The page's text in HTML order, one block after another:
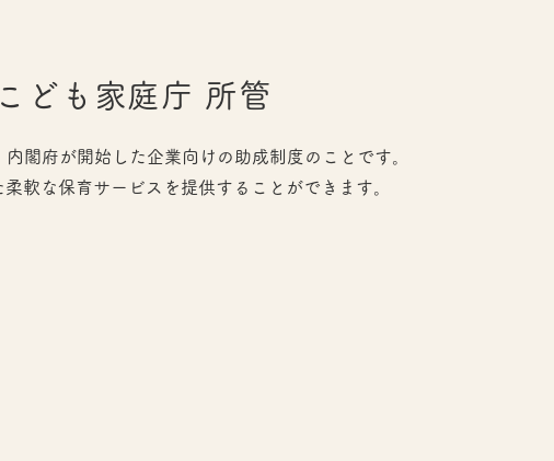
こども家庭庁 所管
閣府が開始した企業向けの助成制度のことです。
軟な保育サービスを提供することができます。